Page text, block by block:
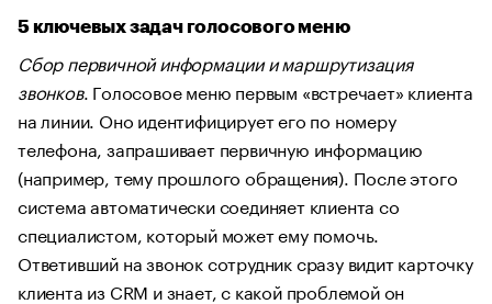
5 ключевых задач голосового меню
Сбор первичной информации и маршрутизация
звонков. Голосовое меню первым «встречает» клиента
на линии. Оно идентифицирует его по номеру
телефона, запрашивает первичную информацию
(например, тему прошлого обращения). После этого
система автоматически соединяет клиента со
специалистом, который может ему помочь.
Ответивший на звонок сотрудник сразу видит карточку
клиента из CRM и знает, с какой проблемой он